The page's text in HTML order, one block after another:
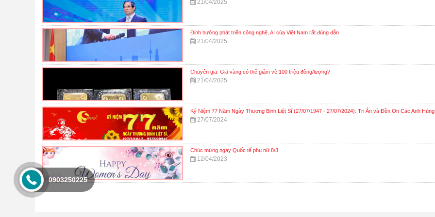
21/04/2025
Định hướng phát triển công nghệ, AI của Việt Nam rất đúng đắn
21/04/2025
Chuyên gia: Giá vàng có thể giảm về 100 triệu đồng/lượng?
21/04/2025
Kỷ Niệm 77 Năm Ngày Thương Binh Liệt Sĩ (27/07/1947 - 27/07/2024): Tri Ân và Đền Ơn Các Anh
27/07/2024
Chúc mừng ngày Quốc tế phụ nữ 8/3
12/04/2023
0903250225